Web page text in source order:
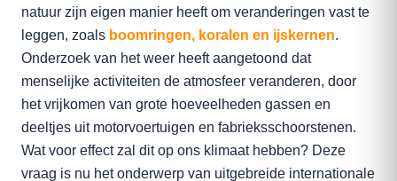
natuur zijn eigen manier heeft om veranderingen vast te
leggen, zoals boomringen, koralen en ijskernen.
Onderzoek van het weer heeft aangetoond dat
menselijke activiteiten de atmosfeer veranderen, door
het vrijkomen van grote hoeveelheden gassen en
deeltjes uit motorvoertuigen en fabrieksschoorstenen.
Wat voor effect zal dit op ons klimaat hebben? Deze
vraag is nu het onderwerp van uitgebreide internationale